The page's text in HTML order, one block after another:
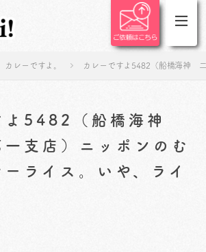
カレーですよ。 カレーですよ5482（船橋海神
よ5482（船橋海神
一支店）ニッポンのむ
ライス。いや、ライ